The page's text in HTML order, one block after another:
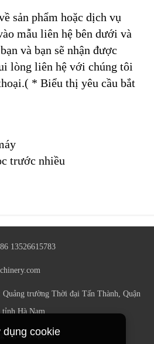
sản phẩm hoặc dịch vụ
mẫu liên hệ bên dưới và
và bạn sẽ nhận được
lòng liên hệ với chúng tôi
* Biểu thị yêu cầu bắt
trước nhiều
13526615783
trường Thời đại Tấn Thành, Quận
Hà Nam
Ogun, Nigeria
dụng cookie